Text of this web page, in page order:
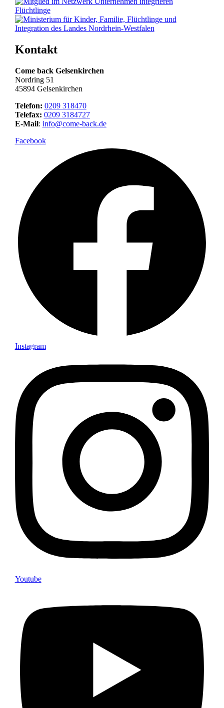
Kontakt
Come back Gelsenkirchen
Nordring 51
45894 Gelsenkirchen
Telefon: 0209 318470
Telefax: 0209 3184727
E-Mail: info@come-back.de
Facebook
Instagram
Youtube